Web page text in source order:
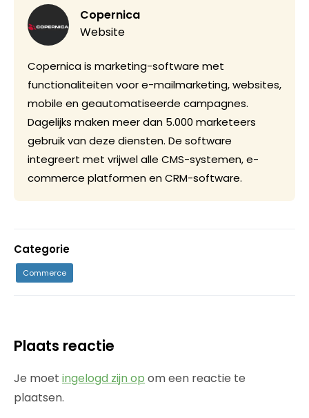
Copernica
Website
Copernica is marketing-software met
functionaliteiten voor e-mailmarketing, websites,
mobile en geautomatiseerde campagnes.
Dagelijks maken meer dan 5.000 marketeers
gebruik van deze diensten. De software
integreert met vrijwel alle CMS-systemen, e-
commerce platformen en CRM-software.
Categorie
Commerce
Plaats reactie
Je moet ingelogd zijn op om een reactie te
plaatsen.